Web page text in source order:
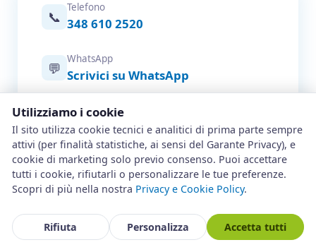
📞
Telefono
348 610 2520
💬
WhatsApp
Scrivici su WhatsApp
✉️
Email
info@assistenza-bergamo.it
📋
Modulo online
Prenota un intervento
📍
Zona operativa
Bergamo e intera provincia — tutti
Utilizziamo i cookie
Il sito utilizza cookie tecnici e analitici di prima parte sempre
attivi (per finalità statistiche, ai sensi del Garante Privacy), e
cookie di marketing solo previo consenso. Puoi accettare
tutti i cookie, rifiutarli o personalizzare le tue preferenze.
Scopri di più nella nostra Privacy e Cookie Policy.
Rifiuta Personalizza Accetta tutti